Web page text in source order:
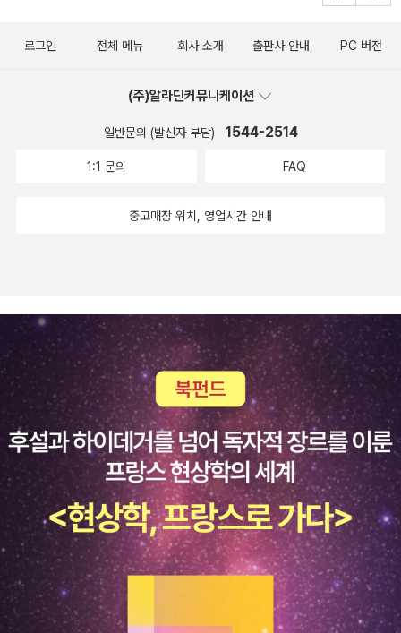
법, 유의사항, 목표를 이루기 위해 해야 할 것들까지 제시해 줄 것
하나인 돈에 대한 책으로 《부자의 언어》, 《부자의 그릇》, 《이웃집
백만장자》, 《부자 아빠 가난한 아빠》, 《부자 아빠 가난한 아빠》 6
치 실현의 포기 등 삶의 질을 심각하게 저하할 수 있다. 반면 충분
만드는 길이다. 이 여정에서 우리는 돈의 진정한 가치를 깨닫고,
이를 통해 더 나은 미래를 만들어나갈 것이다. 〈PART 3. 생각의
힘〉에서는 현실을 창조하는 강력한 도구인 생각과 마인드에 관한
책으로 《생각하라 그리고 부자가 되어라》, 《네 안에 잠든 거인을
깨워라》, 《백만장자 시크릿》, 《맥스웰 몰츠 성공의 법칙》, 《결국
해내는 사람들의 원칙》, 《당신의 뇌는 최적화를 원한다》 6권을
다룬다. 생각과 마인드는 우리의 선택, 행동, 삶 전반에 영향을 미
치며 성공과 만족스러운 삶을 가능하게 하는 중요한 도구다. 긍정
적인 생각은 도전을 가능하게 하고 목표를 이루게 하지만, 부정적
인 생각은 실패와 좌절로 이어진다. 생각과 마인드를 어떻게 관리
하고 가꾸느냐가 삶의 성공과 행복을 좌우하는 핵심 열쇠다. 긍정
적인 생각은 도전을 가능하게 하고 목표를 이루게 하지만, 부정적
로그인 전체 메뉴 회사 소개 출판사 안내 PC 버전
(주)알라딘커뮤니케이션
일반문의 (발신자 부담) 1544-2514
1:1 문의 FAQ
중고매장 위치, 영업시간 안내